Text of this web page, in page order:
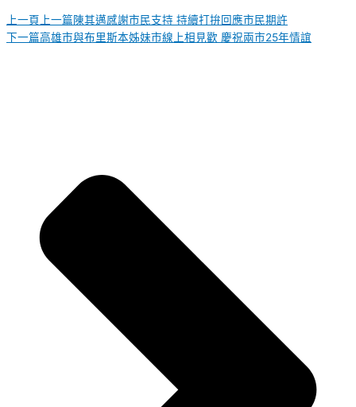
上一頁 上一篇陳其邁感謝市民支持 持續打拚回應市民期許
下一篇高雄市與布里斯本姊妹市線上相見歡 慶祝兩市25年情誼